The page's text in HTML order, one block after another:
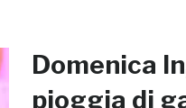
Domenica
pioggia di